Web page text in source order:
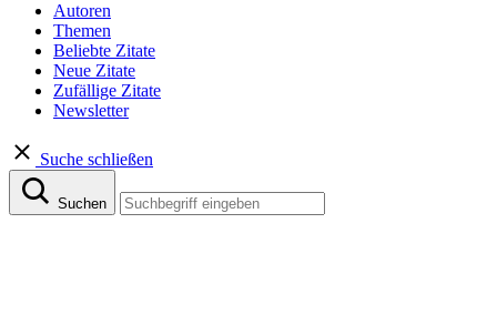
Autoren
Themen
Beliebte Zitate
Neue Zitate
Zufällige Zitate
Newsletter
Suche schließen
Suchen